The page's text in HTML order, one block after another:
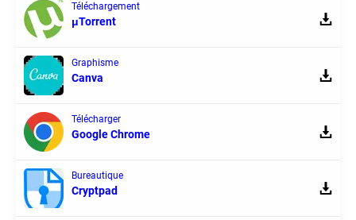
Téléchargement
μTorrent
Graphisme
Canva
Télécharger
Google Chrome
Bureautique
Cryptpad